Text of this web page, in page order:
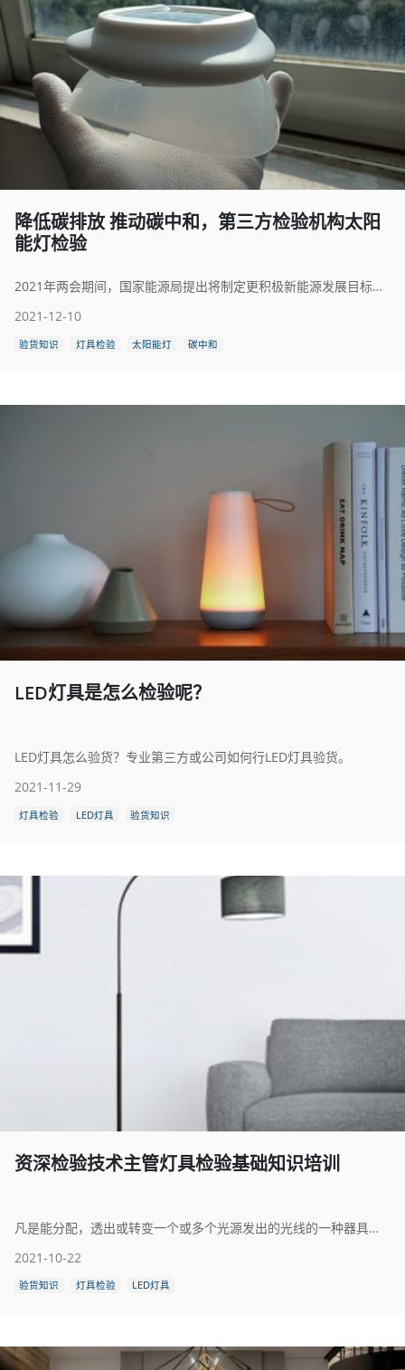
降低碳排放 推动碳中和，第三方检验机构太阳
能灯检验
2021年两会期间，国家能源局提出将制定更积极新能源发展目标，加快推动碳达峰、碳中和。应用太阳能光伏新能源的方式，是降低碳排放的重要手段。
2021-12-10
验货知识 灯具检验 太阳能灯 碳中和
LED灯具是怎么检验呢？
LED灯具怎么验货？专业第三方或公司如何行LED灯具验货。
2021-11-29
灯具检验 LED灯具 验货知识
资深检验技术主管​灯具检验基础知识培训
凡是能分配，透出或转变一个或多个光源发出的光线的一种器具，并包括支撑、国定和保护光源必需的部件(但不包括光源本身) ，以及必需的电路辅助装置和将它们与电源连接的设施。
2021-10-22
验货知识 灯具检验 LED灯具